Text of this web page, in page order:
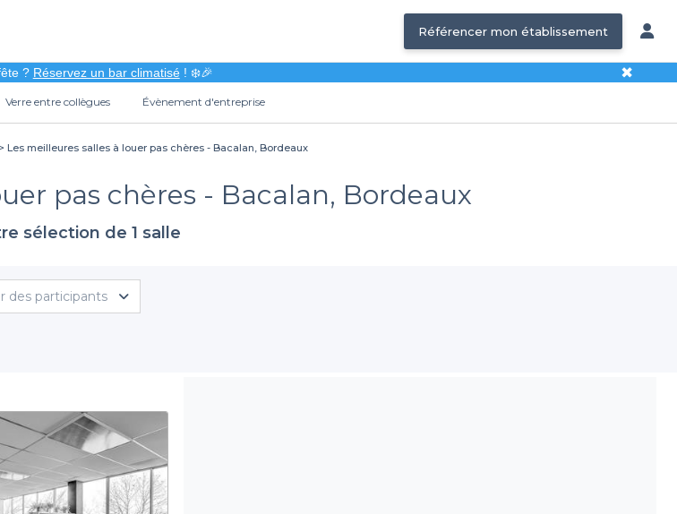
Référencer mon établissement
? Réservez un bar climatisé! ❄️🎉 ✖
Verre entre collègues Évènement d'entreprise
Les meilleures salles à louer pas chères - Bacalan, Bordeaux
pas chères - Bacalan, Bordeaux
sélection de 1 salle
des participants